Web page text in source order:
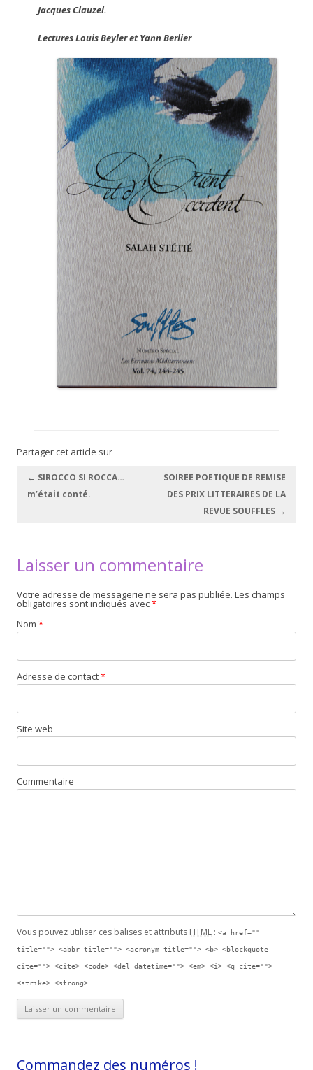
Jacques Clauzel.
Lectures Louis Beyler et Yann Berlier
Partager cet article sur
Navigation des articles
← SIROCCO SI ROCCA…
m’était conté.
SOIREE POETIQUE DE REMISE
DES PRIX LITTERAIRES DE LA
REVUE SOUFFLES →
Laisser un commentaire
Votre adresse de messagerie ne sera pas publiée. Les champs
obligatoires sont indiqués avec*
Nom *
Adresse de contact*
Site web
Commentaire
Vous pouvez utiliser ces balises et attributs HTML : <a href=""
title=""> <abbr title=""> <acronym title=""> <b> <blockquote
cite=""> <cite> <code> <del datetime=""> <em> <i> <q cite="">
<strike> <strong>
Commandez des numéros !